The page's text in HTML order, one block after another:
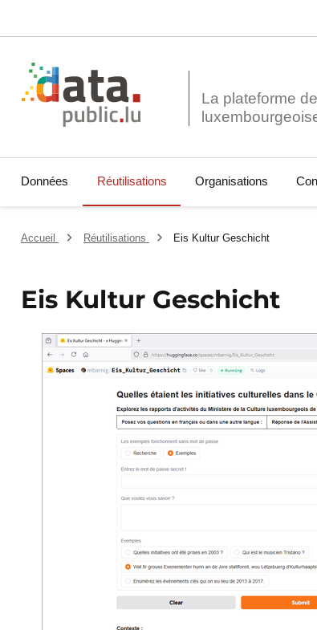
La plateforme
Données Réutilisations Organisations
Accueil Réutilisations Eis Kultur Geschicht
Eis Kultur Geschicht